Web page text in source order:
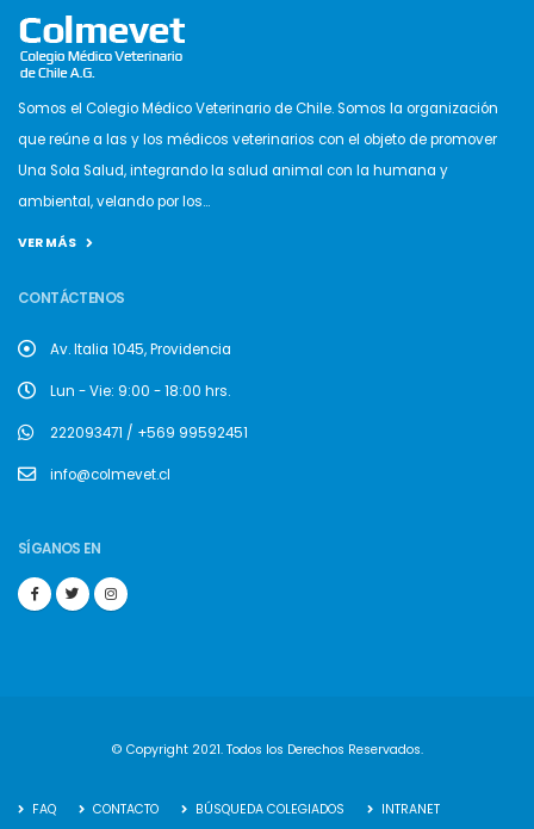
Somos el Colegio Médico Veterinario de Chile. Somos la organización
que reúne a las y los médicos veterinarios con el objeto de promover
Una Sola Salud, integrando la salud animal con la humana y
ambiental, velando por los...
VER MÁS
CONTÁCTENOS
Av. Italia 1045, Providencia
Lun - Vie: 9:00 - 18:00 hrs.
222093471 / +569 99592451
info@colmevet.cl
SÍGANOS EN
© Copyright 2021. Todos los Derechos Reservados.
FAQ CONTACTO BÚSQUEDA COLEGIADOS INTRANET